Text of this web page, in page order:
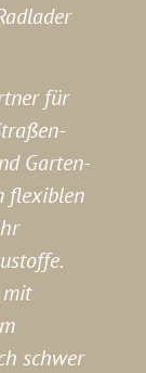
für
Garten-
flexiblen
mit
schwer